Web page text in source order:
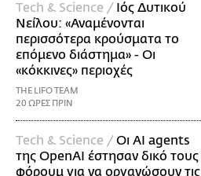
Τech & Science / Ιός Δυτικού
Νείλου: «Αναμένονται
περισσότερα κρούσματα το
επόμενο διάστημα» - Οι
«κόκκινες» περιοχές
THE LIFO TEAM
20 ΩΡΕΣ ΠΡΙΝ
Τech & Science /Οι AI agents
της OpenAI έστησαν δικό τους
φόρουμ για να οργανώσουν τις